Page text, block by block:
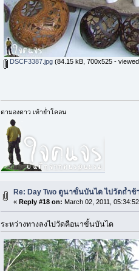
DSCF3387.jpg(84.15 kB, 700x525 -
ตามองดาว เท้าย่ำโคลน
Re: Day Two ดูนาขั้นบันได ไปวัดถ้ำ
« Reply #18 on: March 02, 2011,
ระหว่างทางลงไปวัดคือนาขั้นบันได